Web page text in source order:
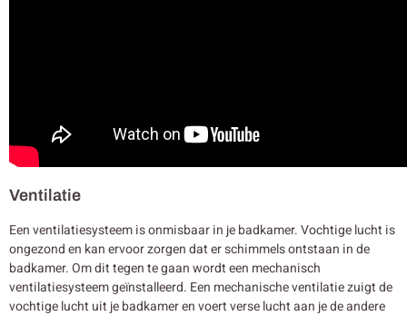
Ventilatie
Een ventilatiesysteem is onmisbaar in je badkamer. Vochtige lucht is
ongezond en kan ervoor zorgen dat er schimmels ontstaan in de
badkamer. Om dit tegen te gaan wordt een mechanisch
ventilatiesysteem geïnstalleerd. Een mechanische ventilatie zuigt de
vochtige lucht uit je badkamer en voert verse lucht aan je de andere